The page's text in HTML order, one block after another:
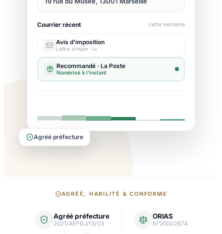
Courrier récent cette semaine
Avis d'imposition
Lettre simple · lu
Agréé préfecture
AGRÉÉ, HABILITÉ & CONFORME
Agréé préfecture
2021/AEFDJ/13/03
ORIAS
N°20002674